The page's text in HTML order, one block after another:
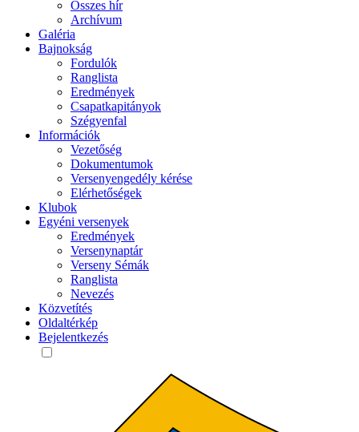
Összes hír
Archívum
Galéria
Bajnokság
Fordulók
Ranglista
Eredmények
Csapatkapitányok
Szégyenfal
Információk
Vezetőség
Dokumentumok
Versenyengedély kérése
Elérhetőségek
Klubok
Egyéni versenyek
Eredmények
Versenynaptár
Verseny Sémák
Ranglista
Nevezés
Közvetítés
Oldaltérkép
Bejelentkezés